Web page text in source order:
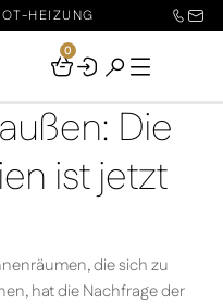
HEIZUNG
Your
0
Die
ist jetzt
die sich zu
hat die Nachfrage der